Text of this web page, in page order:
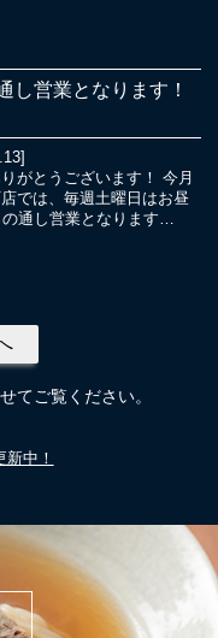
し営業となります！
がとうございます！ 今月
では、毎週土曜日はお昼
通し営業となります…
てご覧ください。
中！